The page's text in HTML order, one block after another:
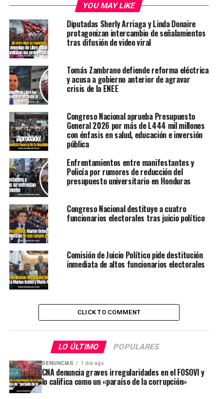
YOU MAY LIKE
Diputadas Sherly Arriaga y Linda Donaire
protagonizan intercambio de señalamientos
tras difusión de video viral
Tomás Zambrano defiende reforma eléctrica
y acusa a gobierno anterior de agravar
crisis de la ENEE
Congreso Nacional aprueba Presupuesto
General 2026 por más de L444 mil millones
con énfasis en salud, educación e inversión
pública
Enfrentamientos entre manifestantes y
Policía por rumores de reducción del
presupuesto universitario en Honduras
Congreso Nacional destituye a cuatro
funcionarios electorales tras juicio político
Comisión de Juicio Político pide destitución
inmediata de altos funcionarios electorales
CLICK TO COMMENT
LO ÚLTIMO POPULARES
DENUNCIAS 1 día ago
CNA denuncia graves irregularidades en el FOSOVI y
lo califica como un «paraíso de la corrupción»